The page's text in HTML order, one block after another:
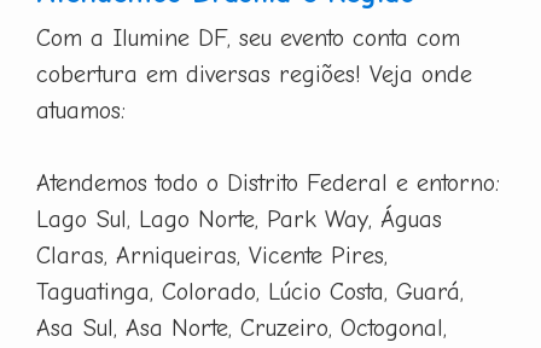
Com a Ilumine DF, seu evento conta com
cobertura em diversas regiões! Veja onde
atuamos:
Atendemos todo o Distrito Federal e entorno:
Lago Sul, Lago Norte, Park Way, Águas
Claras, Arniqueiras, Vicente Pires,
Taguatinga, Colorado, Lúcio Costa, Guará,
Asa Sul, Asa Norte, Cruzeiro, Octogonal,